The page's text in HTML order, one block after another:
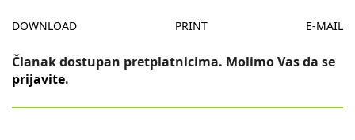
DOWNLOAD PRINT E-MAIL
Članak dostupan pretplatnicima. Molimo Vas da se
prijavite.